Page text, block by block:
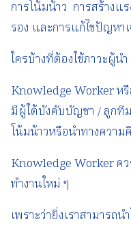
การโน้มน้าว การสร้างแ
รอง และการแก้ไขปัญหา
ใครบ้างที่ต้องใช้ภาวะผู้นำ
Knowledge Worker ห
มีผู้ใต้บังคับบัญชา / ลูกที
โน้มน้าวหรือนำทางควา
Knowledge Worker ค
ทำงานใหม่ ๆ
เพราะว่ายิ่งเราสามารถ